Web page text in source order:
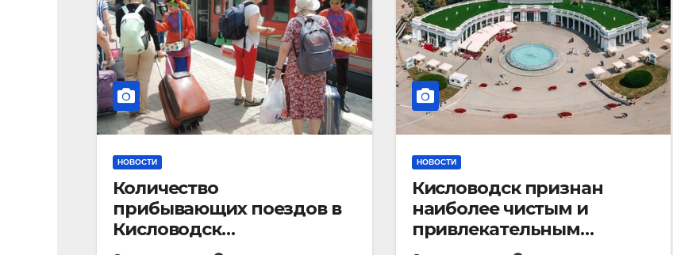
НОВОСТИ
Количество
прибывающих поездов в
Кисловодск
стремительно
НОВОСТИ
Кисловодск признан
наиболее чистым и
привлекательным
курортным городом в